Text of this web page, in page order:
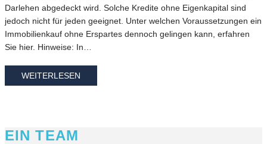
Darlehen abgedeckt wird. Solche Kredite ohne Eigenkapital sind
jedoch nicht für jeden geeignet. Unter welchen Voraussetzungen ein
Immobilienkauf ohne Erspartes dennoch gelingen kann, erfahren
Sie hier. Hinweise: In…
WEITERLESEN
EIN TEAM